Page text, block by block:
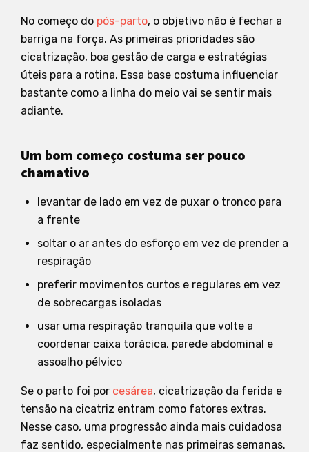
No começo do pós-parto, o objetivo não é fechar a
barriga na força. As primeiras prioridades são
cicatrização, boa gestão de carga e estratégias
úteis para a rotina. Essa base costuma influenciar
bastante como a linha do meio vai se sentir mais
adiante.
Um bom começo costuma ser pouco
chamativo
levantar de lado em vez de puxar o tronco para
a frente
soltar o ar antes do esforço em vez de prender a
respiração
preferir movimentos curtos e regulares em vez
de sobrecargas isoladas
usar uma respiração tranquila que volte a
coordenar caixa torácica, parede abdominal e
assoalho pélvico
Se o parto foi por cesárea, cicatrização da ferida e
tensão na cicatriz entram como fatores extras.
Nesse caso, uma progressão ainda mais cuidadosa
faz sentido, especialmente nas primeiras semanas.